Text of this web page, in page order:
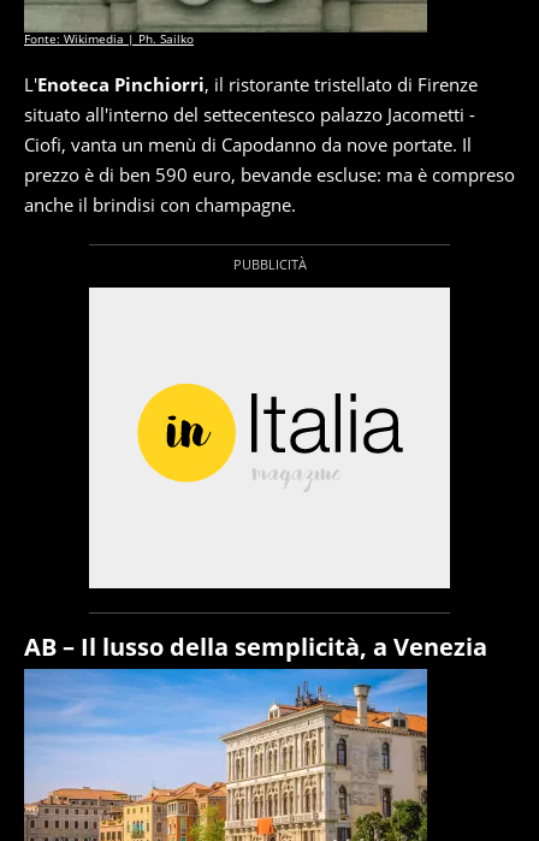
Fonte: Wikimedia | Ph. Sailko
L'Enoteca Pinchiorri, il ristorante tristellato di Firenze
situato all'interno del settecentesco palazzo Jacometti -
Ciofi, vanta un menù di Capodanno da nove portate. Il
prezzo è di ben 590 euro, bevande escluse: ma è compreso
anche il brindisi con champagne.
AB – Il lusso della semplicità, a Venezia